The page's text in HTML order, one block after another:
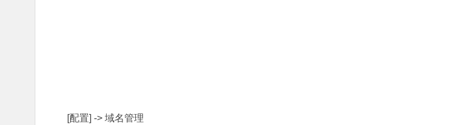
[配置] -> 域名管理